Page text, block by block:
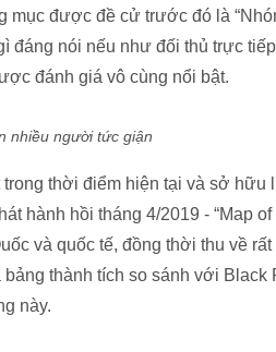
mục được đề cử trước đó là
đáng nói nếu như đối thủ trực
đánh giá vô cùng nổi bật.
nhiều người tức giận
trong thời điểm hiện tại và sở
hành hồi tháng 4/2019 - “Map of
và quốc tế, đồng thời thu về
thành tích so sánh với Black
này.